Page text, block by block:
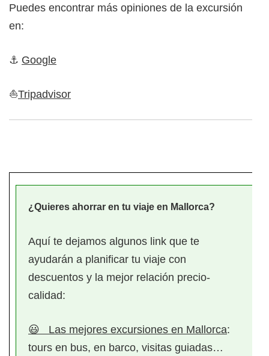
Puedes encontrar más opiniones de la excursión
en:
​⚓​ Google
⛵​Tripadvisor
¿Quieres ahorrar en tu viaje en Mallorca?
Aquí te dejamos algunos link que te
ayudarán a planificar tu viaje con
descuentos y la mejor relación precio-
calidad:
😃 Las mejores excursiones en Mallorca:
tours en bus, en barco, visitas guiadas…